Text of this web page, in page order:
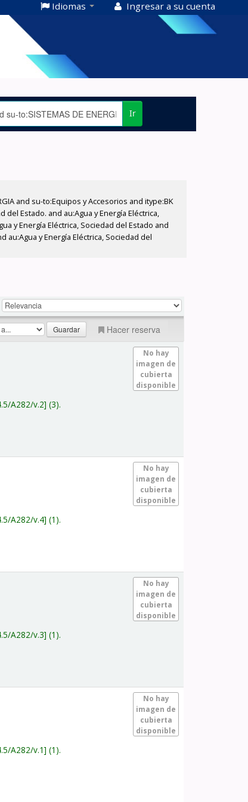
Idiomas Ingresar a su cuenta
Ir
and su-to:Equipos y Accesorios and itype:BK
Estado. and au:Agua y Energía Eléctrica,
y Energía Eléctrica, Sociedad del Estado and
au:Agua y Energía Eléctrica, Sociedad del
Hacer reserva
No hay
imagen de
cubierta
disponible
A282/v.2 (3).
No hay
imagen de
cubierta
disponible
A282/v.4 (1).
No hay
imagen de
cubierta
disponible
A282/v.3 (1).
No hay
imagen de
cubierta
disponible
A282/v.1 (1).